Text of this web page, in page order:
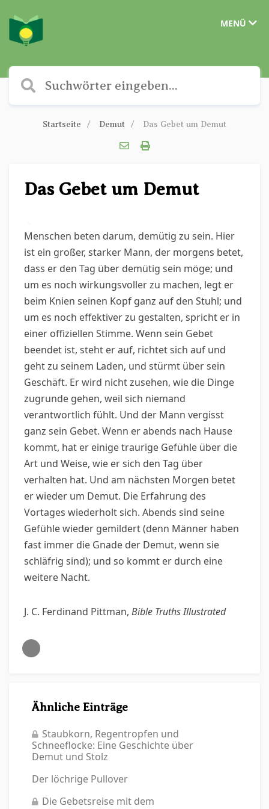
MENÜ
Startseite Demut Das Gebet um Demut
Das Gebet um Demut
Menschen beten darum, demütig zu sein. Hier
ist ein großer, starker Mann, der morgens betet,
dass er den Tag über demütig sein möge; und
um es noch wirkungsvoller zu machen, legt er
beim Knien seinen Kopf ganz auf den Stuhl; und
um es noch effektiver zu gestalten, spricht er in
einer offiziellen Stimme. Wenn sein Gebet
beendet ist, steht er auf, richtet sich auf und
geht zu seinem Laden, und stürmt über sein
Geschäft. Er wird nicht zusehen, wie die Dinge
zugrunde gehen, weil sich niemand
verantwortlich fühlt. Und der Mann vergisst
ganz sein Gebet. Wenn er abends nach Hause
kommt, hat er einige traurige Gefühle über die
Art und Weise, wie er sich den Tag über
verhalten hat. Und am nächsten Morgen betet
er wieder um Demut. Die Erfahrung des
Vortages wiederholt sich. Abends sind seine
Gefühle wieder gemildert (denn Männer haben
fast immer die Gnade der Demut, wenn sie
schläfrig sind); und so kommt er durch eine
weitere Nacht.
J. C. Ferdinand Pittman, Bible Truths Illustrated
Ähnliche Einträge
Staubkorn, Regentropfen und
Schneeflocke: Eine Geschichte über
Demut und Stolz
Der löchrige Pullover
Die Gebetsreise mit dem